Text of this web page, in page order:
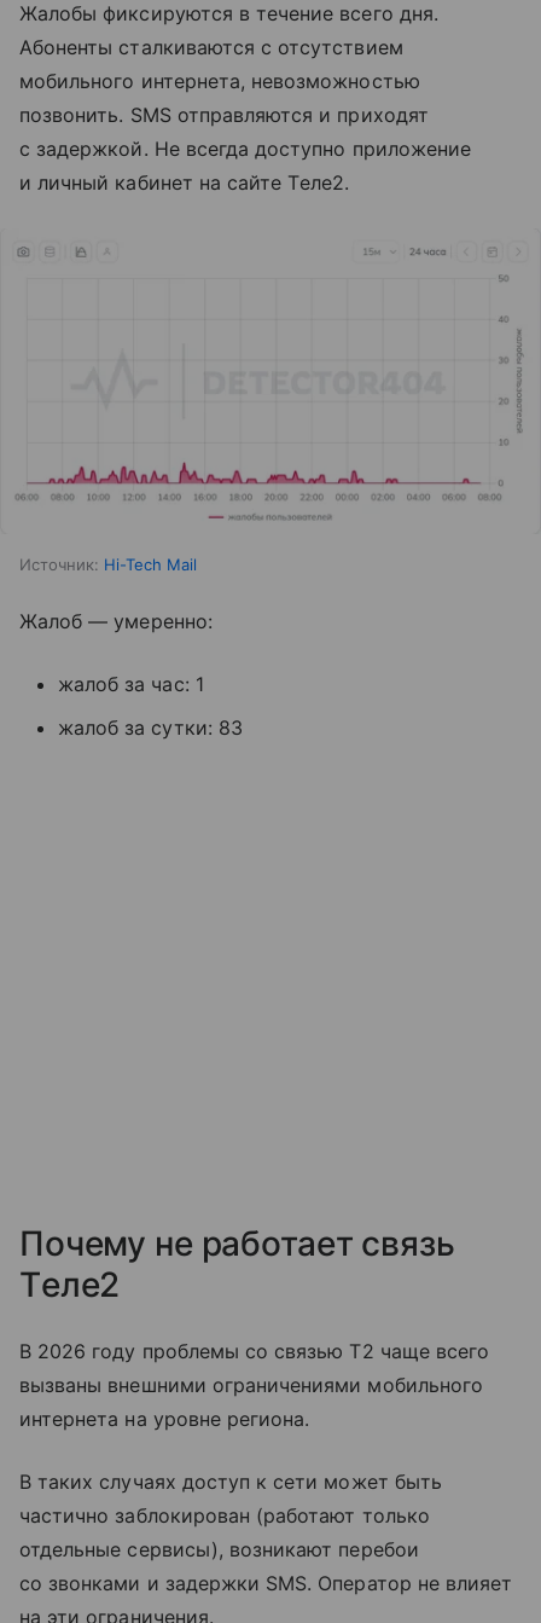
Жалобы фиксируются в течение всего дня.
Абоненты сталкиваются с отсутствием
мобильного интернета, невозможностью
позвонить. SMS отправляются и приходят
с задержкой. Не всегда доступно приложение
и личный кабинет на сайте Tеле2.
Источник: Hi-Tech Mail
Жалоб — умеренно:
жалоб за час: 1
жалоб за сутки: 83
Почему не работает связь
Tеле2
В 2026 году проблемы со связью T2 чаще всего
вызваны внешними ограничениями мобильного
интернета на уровне региона.
В таких случаях доступ к сети может быть
частично заблокирован (работают только
отдельные сервисы), возникают перебои
со звонками и задержки SMS. Оператор не влияет
на эти ограничения.